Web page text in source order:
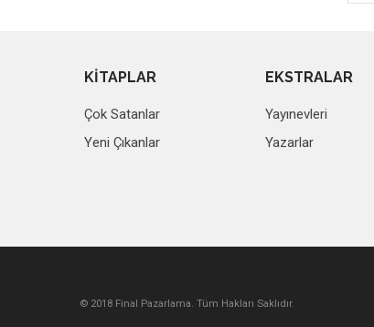
KİTAPLAR
Çok Satanlar
Yeni Çıkanlar
EKSTRALAR
Yayınevleri
Yazarlar
© 2018 Final Pazarlama. Tüm Hakları Saklıdır.